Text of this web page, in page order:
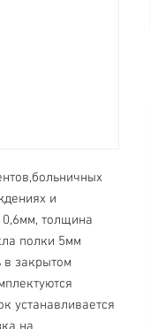
и
0,6мм, толщина
полки 5мм
закрытом
устанавливается